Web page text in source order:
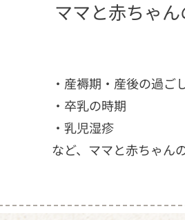
ママと赤ちゃん
・産褥期・産後の過ご
・卒乳の時期
・乳児湿疹
など、ママと赤ちゃん